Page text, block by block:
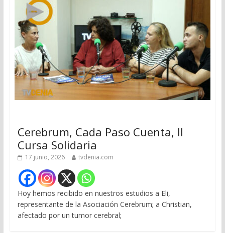
Cerebrum, Cada Paso Cuenta, II
Cursa Solidaria
17 junio, 2026 tvdenia.com
Hoy hemos recibido en nuestros estudios a Eli,
representante de la Asociación Cerebrum; a Christian,
afectado por un tumor cerebral;